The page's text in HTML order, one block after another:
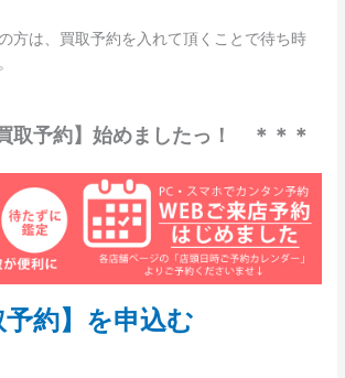
方は、買取予約を入れて頂くことで待ち時
取予約】始めましたっ！ ＊＊＊
予約】を申込む